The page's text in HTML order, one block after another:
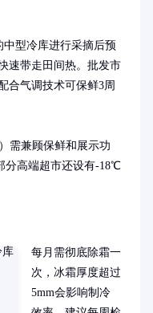
中型冷库进行采摘后预
速带走田间热。批发市
合气调技术可保鲜3周
需兼顾保鲜和展示功
分高端超市还设有-18℃
每月需彻底除霜一
次，冰霜厚度超过
5mm会影响制冷